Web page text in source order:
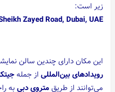
زیر است:
Zayed Road, Dubai, UAE
این مکان دارای چندین سالن
رویدادهای بین‌المللیاز جمله
می‌توانند از طریقمتروی دبیبه